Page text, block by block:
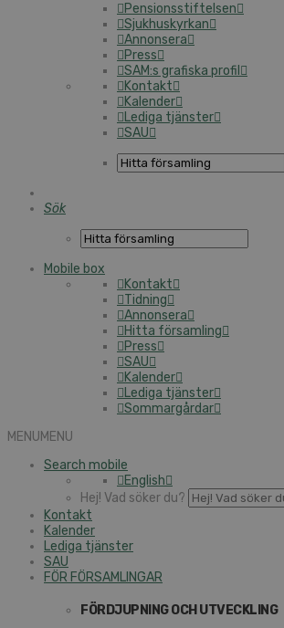
Pensionsstiftelsen
Sjukhuskyrkan
Annonsera
Press
SAM:s grafiska profil
Kontakt
Kalender
Lediga tjänster
SAU
Sök
Mobile box
Kontakt
Tidning
Annonsera
Hitta församling
Press
SAU
Kalender
Lediga tjänster
Sommargårdar
MENUMENU
Search mobile
English
Hej! Vad söker du?
Kontakt
Kalender
Lediga tjänster
SAU
FÖR FÖRSAMLINGAR
FÖRDJUPNING OCH UTVECKLING